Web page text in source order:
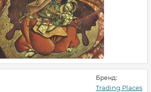
Бренд:
Trading Places